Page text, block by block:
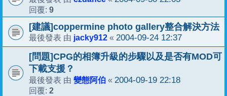
回覆: 9
[建議]coppermine photo gallery整合解決方法
最後發表 由 jacky912 « 2004-09-24 12:37
[問題]CPG的相簿升級的步驟以及是否有MOD可
下載支援？
最後發表 由 變態阿伯 « 2004-09-19 22:18
回覆: 2